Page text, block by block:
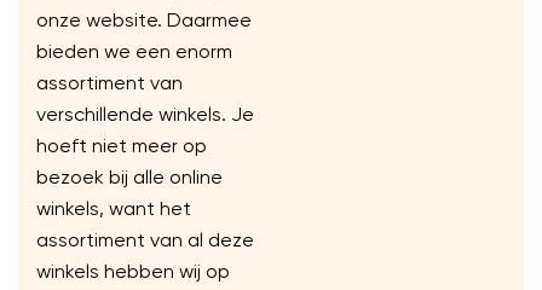
onze website. Daarmee
bieden we een enorm
assortiment van
verschillende winkels. Je
hoeft niet meer op
bezoek bij alle online
winkels, want het
assortiment van al deze
winkels hebben wij op